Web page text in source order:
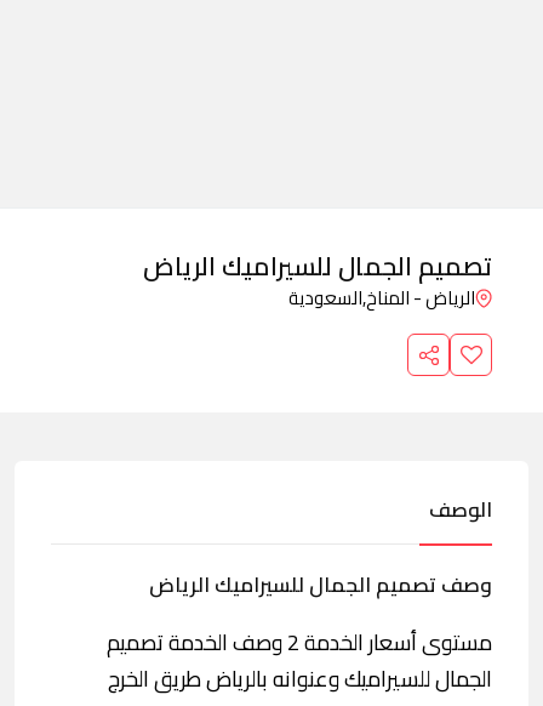
تصميم الجمال للسيراميك الرياض
الرياض - المناخ,السعودية
الوصف
وصف تصميم الجمال للسيراميك الرياض
مستوى أسعار الخدمة 2 وصف الخدمة تصميم
الجمال للسيراميك وعنوانه بالرياض طريق الخرج